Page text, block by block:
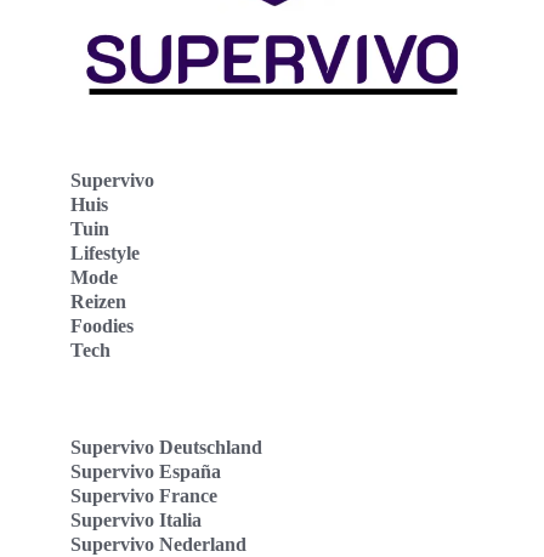
Supervivo
Huis
Tuin
Lifestyle
Mode
Reizen
Foodies
Tech
Supervivo Deutschland
Supervivo España
Supervivo France
Supervivo Italia
Supervivo Nederland